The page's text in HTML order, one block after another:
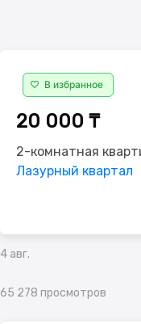
В избранное
20 000 ₸
2-комнатная
Лазурный квартал
4 авг.
65 278 просмотров